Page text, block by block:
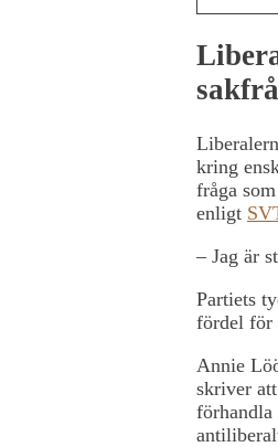
kring
fråga
enligt
– Jag är
Partiets
fördel för
Annie
skriver att
förhandla